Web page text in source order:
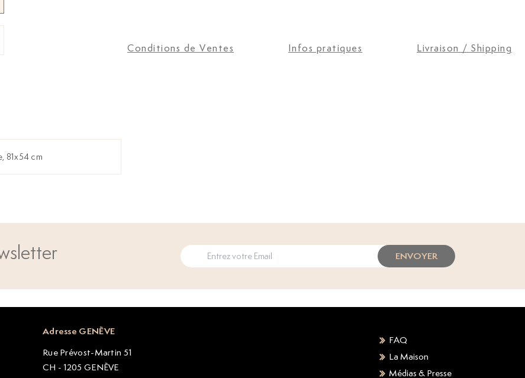
Conditions de Ventes Infos pratiques Livraison / Shipping
81x54 cm
ENVOYER
Adresse GENÈVE
Rue Prévost-Martin 51
CH - 1205 GENÈVE
FAQ
La Maison
Médias & Presse